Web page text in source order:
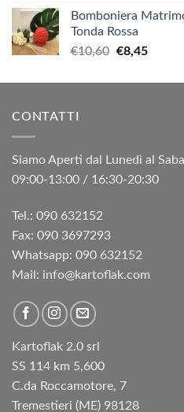
Bomboniera
Tonda Rossa
€10,60 Il
originale
€8,45Il
attuale
CONTATTI
Siamo Aperti dal Lunedì al
09:00-13:00 / 16:30-20:30
Tel.: 090 632152
Fax: 090 3697293‬
Whatsapp: 090 632152
Mail: info@kartoflak.com
Kartoflak 2.0 srl
SS 114 km 5,600
C.da Roccamotore, 7
Tremestieri (ME) 98128